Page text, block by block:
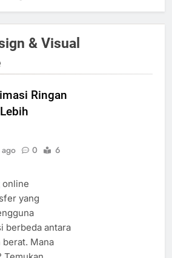
& Visual
Ringan
0
6
online
yang
berbeda antara
berat. Mana